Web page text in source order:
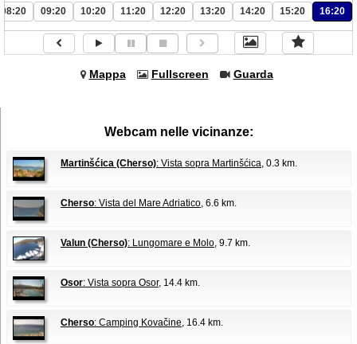
08:20 09:20 10:20 11:20 12:20 13:20 14:20 15:20 16:20
Mappa Fullscreen Guarda
Webcam nelle vicinanze:
Martinšćica (Cherso): Vista sopra Martinšćica, 0.3 km.
Cherso: Vista del Mare Adriatico, 6.6 km.
Valun (Cherso): Lungomare e Molo, 9.7 km.
Osor: Vista sopra Osor, 14.4 km.
Cherso: Camping Kovačine, 16.4 km.